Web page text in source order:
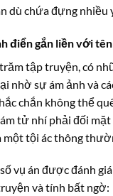
dù chứa đựng nhiều
điển gắn liền với
tập truyện, có
nhờ sự ám ảnh và
chắn không thể
tử nhí phải đối
một tội ác thông
vụ án được đánh
và tính bất ngờ: